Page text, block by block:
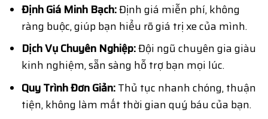
Định Giá Minh Bạch:Định giá miễn phí, không
ràng buộc, giúp bạn hiểu rõ giá trị xe của mình.
Dịch Vụ Chuyên Nghiệp:Đội ngũ chuyên gia giàu
kinh nghiệm, sẵn sàng hỗ trợ bạn mọi lúc.
Quy Trình Đơn Giản:Thủ tục nhanh chóng, thuận
tiện, không làm mất thời gian quý báu của bạn.